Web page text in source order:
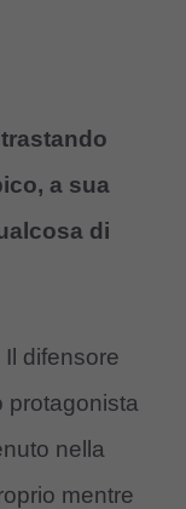
a sua
di
Il difensore
protagonista
nella
mentre